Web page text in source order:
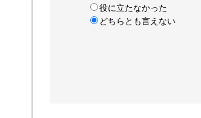
役に立たなかった
どちらとも言えない